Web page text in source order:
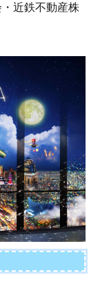
近鉄不動産株